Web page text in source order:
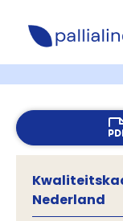
Nederland